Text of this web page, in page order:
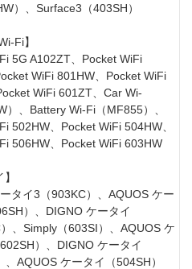
）、Surface3（403SH）
Fi】
5G A102ZT、Pocket WiFi
WiFi 801HW、Pocket WiFi
WiFi 601ZT、Car Wi-
）、Battery Wi-Fi（MF855）、
502HW、Pocket WiFi 504HW、
506HW、Pocket WiFi 603HW
タイ3（903KC）、AQUOS ケー
）、DIGNO ケータイ
、Simply（603SI）、AQUOS ケ
）、DIGNO ケータイ
、AQUOS ケータイ（504SH）